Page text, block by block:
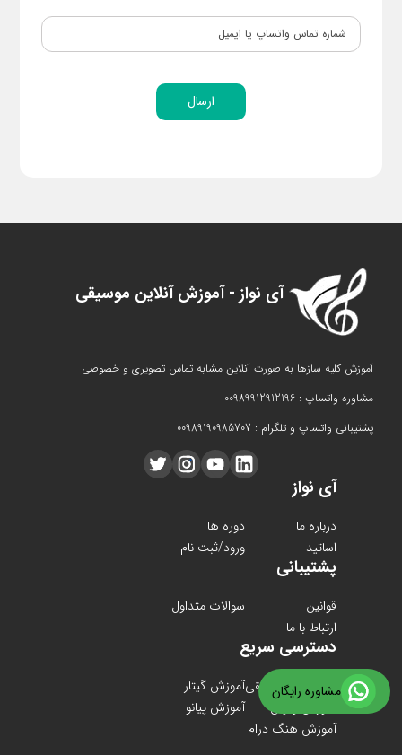
ارسال
مشاوره رایگان
آی نواز - آموزش آنلاین موسیقی
آموزش کلیه سازها به صورت آنلاین مشابه تماس تصویری و خصوصی
مشاوره واتساپ : 00989912912196
پشتیبانی واتساپ و تلگرام : 00989190985707
آی نواز
درباره ما
دوره ها
اساتید
ورود/ثبت نام
پشتیبانی
قوانین
سوالات متداول
ارتباط با ما
دسترسی سریع
دوره های موسیقیآموزش گیتار
آموزش ویولن
آموزش پیانو
آموزش هنگ درام